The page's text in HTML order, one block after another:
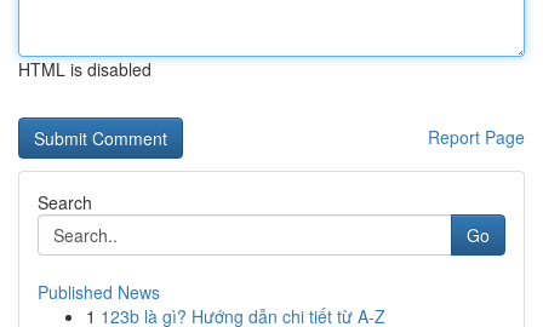
HTML is disabled
Report Page
Search
Go
Published News
1 123b là gì? Hướng dẫn chi tiết từ A-Z